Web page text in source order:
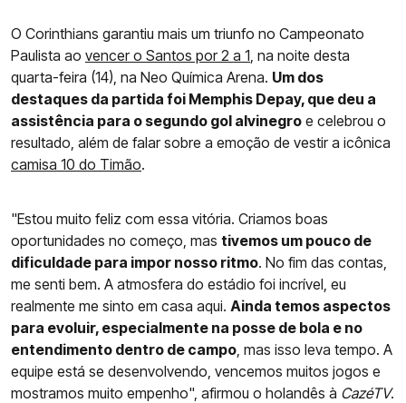
O Corinthians garantiu mais um triunfo no Campeonato
Paulista ao vencer o Santos por 2 a 1 , na noite desta
quarta-feira (14), na Neo Química Arena. Um dos
destaques da partida foi Memphis Depay, que deu a
assistência para o segundo gol alvinegro e celebrou o
resultado, além de falar sobre a emoção de vestir a icônica
camisa 10 do Timão.
"Estou muito feliz com essa vitória. Criamos boas
oportunidades no começo, mas tivemos um pouco de
dificuldade para impor nosso ritmo. No fim das contas,
me senti bem. A atmosfera do estádio foi incrível, eu
realmente me sinto em casa aqui. Ainda temos aspectos
para evoluir, especialmente na posse de bola e no
entendimento dentro de campo , mas isso leva tempo. A
equipe está se desenvolvendo, vencemos muitos jogos e
mostramos muito empenho", afirmou o holandês à CazéTV.